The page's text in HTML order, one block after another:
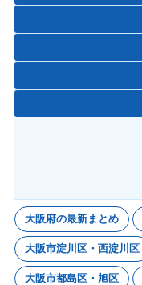
大阪府の最新まとめ
大阪市淀川区・西淀川区
大阪市都島区・旭区